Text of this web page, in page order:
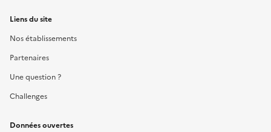
Liens du site
Nos établissements
Partenaires
Une question ?
Challenges
Données ouvertes